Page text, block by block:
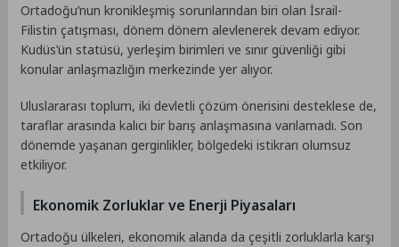
Ortadoğu’nun kronikleşmiş sorunlarından biri olan İsrail-
Filistin çatışması, dönem dönem alevlenerek devam ediyor.
Kudüs’ün statüsü, yerleşim birimleri ve sınır güvenliği gibi
konular anlaşmazlığın merkezinde yer alıyor.
Uluslararası toplum, iki devletli çözüm önerisini desteklese de,
taraflar arasında kalıcı bir barış anlaşmasına varılamadı. Son
dönemde yaşanan gerginlikler, bölgedeki istikrarı olumsuz
etkiliyor.
Ekonomik Zorluklar ve Enerji Piyasaları
Ortadoğu ülkeleri, ekonomik alanda da çeşitli zorluklarla karşı